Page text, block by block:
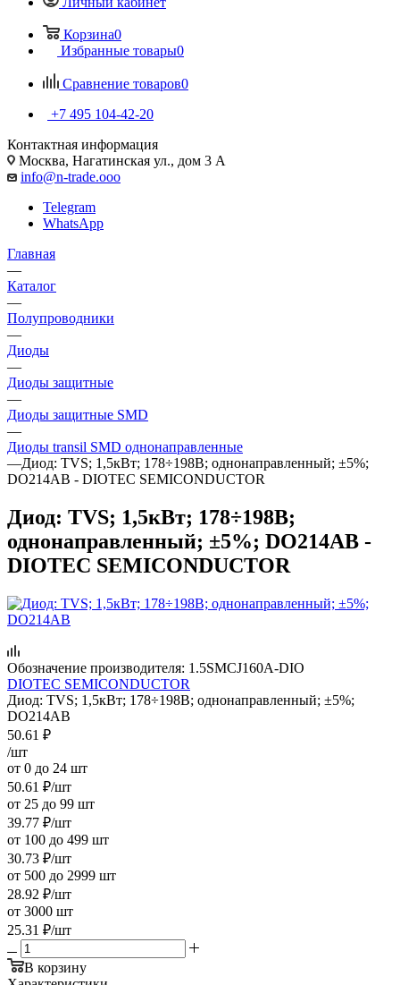
Корзина0
Избранные товары0
Сравнение товаров0
+7 495 104-42-20
Контактная информация
Москва, Нагатинская ул., дом 3 А
info@n-trade.ooo
Telegram
WhatsApp
Главная
—
Каталог
—
Полупроводники
—
Диоды
—
Диоды защитные
—
Диоды защитные SMD
—
Диоды transil SMD однонаправленные
—Диод: TVS; 1,5кВт; 178÷198В; однонаправленный; ±5%;
DO214AB - DIOTEC SEMICONDUCTOR
Диод: TVS; 1,5кВт; 178÷198В;
однонаправленный; ±5%; DO214AB -
DIOTEC SEMICONDUCTOR
Обозначение производителя: 1.5SMCJ160A-DIO
DIOTEC SEMICONDUCTOR
Диод: TVS; 1,5кВт; 178÷198В; однонаправленный; ±5%;
DO214AB
50.61 ₽
/шт
от 0 до 24 шт
50.61 ₽/шт
от 25 до 99 шт
39.77 ₽/шт
от 100 до 499 шт
30.73 ₽/шт
от 500 до 2999 шт
28.92 ₽/шт
от 3000 шт
25.31 ₽/шт
В корзину